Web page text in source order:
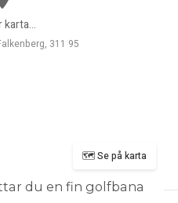
karta...
311 95
🗺️ Se på karta
du en fin golfbana